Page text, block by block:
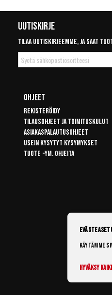
Uutiskirje
Tilaa uutiskirjeemme, ja saat
Tilaa
uutiskirje
Ohjeet
Rekisteröidy
Tilausohjeet ja toimituskulut
Asiakaspalautusohjeet
Usein kysytyt kysymykset
Tuote -ym. ohjeita
Käytämme
Hyväksy